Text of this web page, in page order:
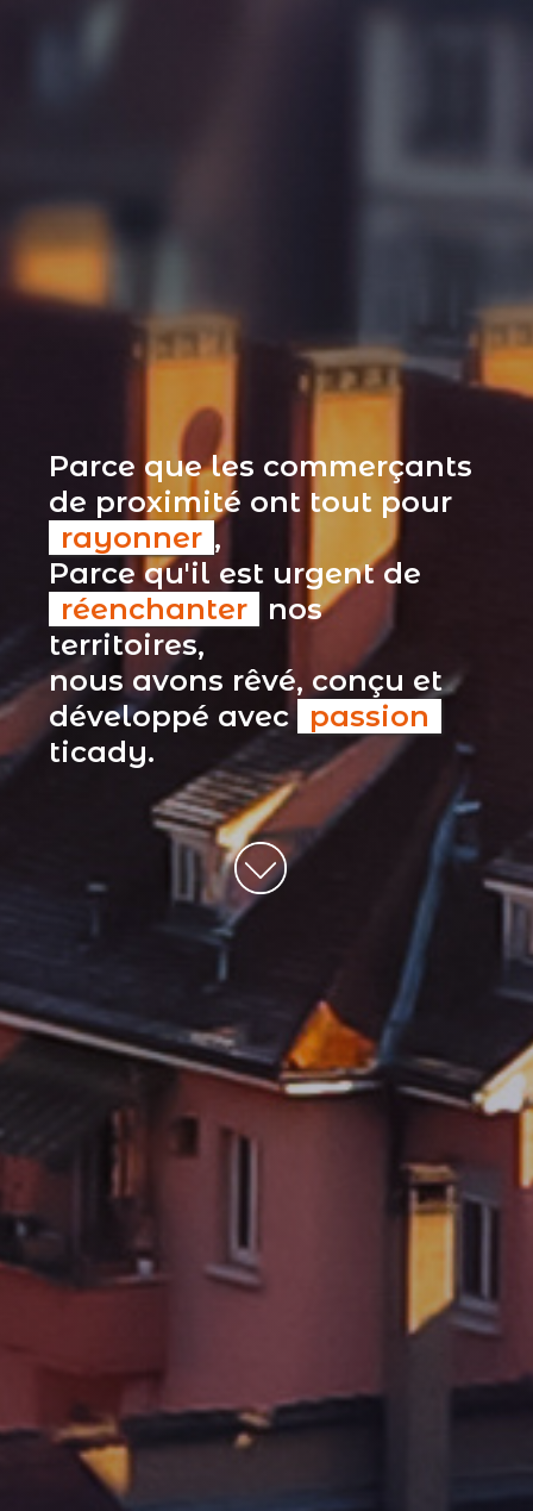
Parce que les commerçants
de proximité ont tout pour
rayonner ,
Parce qu'il est urgent de
réenchanter
nos
territoires,
nous avons rêvé, conçu et
développé avec passion
ticady.